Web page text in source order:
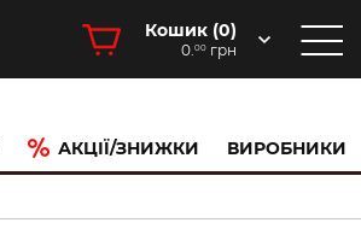
Кошик (0)
0.00 грн
АКЦІЇ/ЗНИЖКИ ВИРОБНИКИ